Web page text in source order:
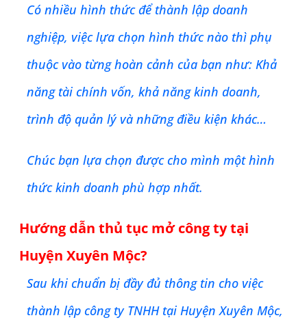
Có nhiều hình thức để thành lập doanh
nghiệp, việc lựa chọn hình thức nào thì phụ
thuộc vào từng hoàn cảnh của bạn như: Khả
năng tài chính vốn, khả năng kinh doanh,
trình độ quản lý và những điều kiện khác…
Chúc bạn lựa chọn được cho mình một hình
thức kinh doanh phù hợp nhất.
Hướng dẫn thủ tục mở công ty tại
Huyện Xuyên Mộc?
Sau khi chuẩn bị đầy đủ thông tin cho việc
thành lập công ty TNHH tại Huyện Xuyên Mộc,